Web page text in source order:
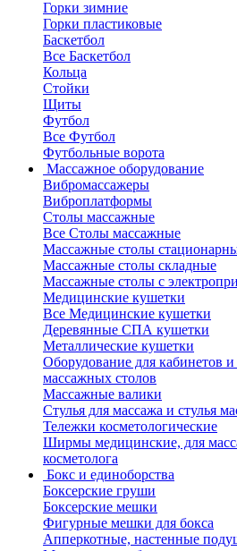
Горки зимние
Горки пластиковые
Баскетбол
Все Баскетбол
Кольца
Стойки
Щиты
Футбол
Все Футбол
Футбольные ворота
Массажное оборудование
Вибромассажеры
Виброплатформы
Столы массажные
Все Столы массажные
Массажные столы
Массажные столы складные
Массажные столы с
Медицинские кушетки
Все Медицинские кушетки
Деревянные СПА кушетки
Металлические кушетки
Оборудование для кабинетов и
массажных столов
Массажные валики
Стулья для массажа и стулья
Тележки косметологические
Ширмы медицинские, для
косметолога
Бокс и единоборства
Боксерские груши
Боксерские мешки
Фигурные мешки для бокса
Апперкотные, настенные